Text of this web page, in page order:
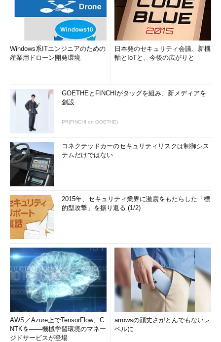
Windows系ITエンジニアのための
産業用ドローン開発環境
日本発のセキュリティ会議、新機
軸とIoTと、今後の広がりと
GOETHEとFINCHIがタッグを組み、新メディアを
創設
PR(FINCHI on GOETHE)
コネクテッドカーのセキュリティリスクは制御シス
テムだけではない
2015年、セキュリティ業界に激震をもたらした「標
的型攻撃」を振り返る (1/2)
AWS／Azure上でTensorFlow、C
NTKを――機械学習環境のマネー
ジドサービスが登場
arrowsの頑丈さがとんでもないレ
ベルに